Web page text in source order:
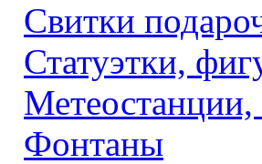
Свитки
Статуэтки,
Фонтаны